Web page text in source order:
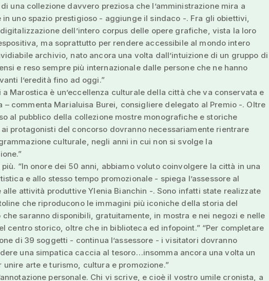
una collezione davvero preziosa che l’amministrazione mira a
in uno spazio prestigioso - aggiunge il sindaco -. Fra gli obiettivi,
dell’intero corpus delle opere grafiche, vista la loro
ma soprattutto per rendere accessibile al mondo intero
archivio, nato ancora una volta dall’intuizione di un gruppo di
e reso sempre più internazionale dalle persone che ne hanno
l’eredità fino ad oggi.”
a Marostica è un’eccellenza culturale della città che va conservata e
– commenta Marialuisa Burei, consigliere delegato al Premio -. Oltre
al pubblico della collezione mostre monografiche e storiche
protagonisti del concorso dovranno necessariamente rientrare
culturale, negli anni in cui non si svolge la
più. “In onore dei 50 anni, abbiamo voluto coinvolgere la città in una
e allo stesso tempo promozionale - spiega l’assessore al
alle attività produttive Ylenia Bianchin -. Sono infatti state realizzate
che riproducono le immagini più iconiche della storia del
che saranno disponibili, gratuitamente, in mostra e nei negozi e nelle
centro storico, oltre che in biblioteca ed infopoint.” “Per completare
di 39 soggetti - continua l’assessore - i visitatori dovranno
una simpatica caccia al tesoro…insomma ancora una volta un
unire arte e turismo, cultura e promozione.”
personale. Chi vi scrive, e cioè il vostro umile cronista, a